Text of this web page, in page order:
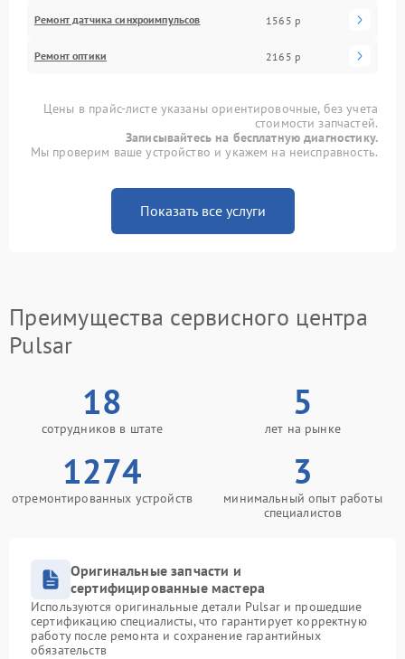
Ремонт датчика синхроимпульсов 1565 р
Ремонт оптики 2165 р
Цены в прайс-листе указаны ориентировочные, без учета
стоимости запчастей.
Записывайтесь на бесплатную диагностику.
Мы проверим ваше устройство и укажем на неисправность.
Показать все услуги
Преимущества сервисного центра
Pulsar
18
сотрудников в штате
5
лет на рынке
1274
отремонтированных устройств
3
минимальный опыт работы
специалистов
Оригинальные запчасти и
сертифицированные мастера
Используются оригинальные детали Pulsar и прошедшие
сертификацию специалисты, что гарантирует корректную
работу после ремонта и сохранение гарантийных
обязательств